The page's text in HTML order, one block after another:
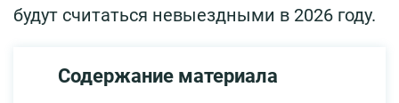
будут считаться невыездными в 2026 году.
Содержание материала